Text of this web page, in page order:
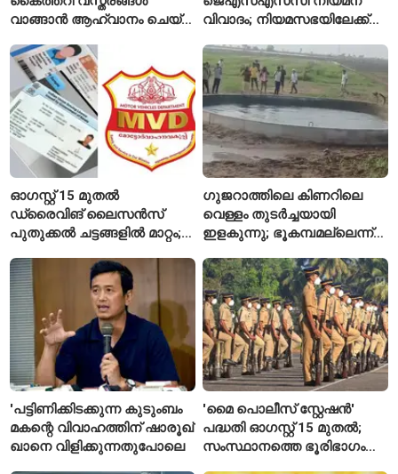
വാങ്ങാൻ ആഹ്വാനം ചെയ്ത്
വിവാദം; നിയമസഭയിലേക്ക്
ഓഗസ്റ്റ് 15 മുതൽ
ഡ്രൈവിങ് ലൈസൻസ്
പുതുക്കൽ ചട്ടങ്ങളിൽ മാറ്റം;
അറിയേണ്ട രണ്ട് പ്രധാന
കാര്യങ്ങൾ
ഗുജറാത്തിലെ കിണറിലെ
വെള്ളം തുടർച്ചയായി
ഇളകുന്നു; ഭൂകമ്പമല്ലെന്ന്
'പട്ടിണിക്കിടക്കുന്ന കുടുംബം
മകന്റെ വിവാഹത്തിന് ഷാരൂഖ്
ഖാനെ വിളിക്കുന്നതുപോലെ
'മൈ പൊലീസ് സ്റ്റേഷൻ'
പദ്ധതി ഓഗസ്റ്റ് 15 മുതൽ;
സംസ്ഥാനത്തെ ഭൂരിഭാഗം